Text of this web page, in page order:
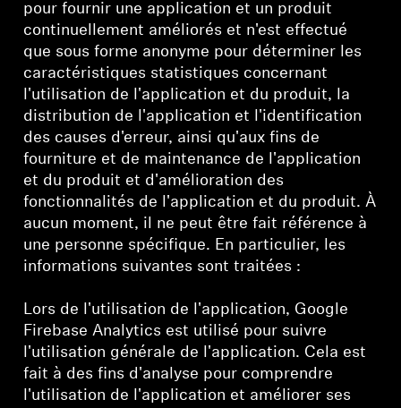
pour fournir une application et un produit
continuellement améliorés et n'est effectué
que sous forme anonyme pour déterminer les
caractéristiques statistiques concernant
l'utilisation de l'application et du produit, la
distribution de l'application et l'identification
des causes d'erreur, ainsi qu'aux fins de
fourniture et de maintenance de l'application
et du produit et d'amélioration des
fonctionnalités de l'application et du produit. À
aucun moment, il ne peut être fait référence à
une personne spécifique. En particulier, les
informations suivantes sont traitées :
Lors de l'utilisation de l'application, Google
Firebase Analytics est utilisé pour suivre
l'utilisation générale de l'application. Cela est
fait à des fins d'analyse pour comprendre
l'utilisation de l'application et améliorer ses
Connexion requise
Connectez-vous à votre compte pour ajouter
des produits à votre liste de souhaits et afficher
Se connecter